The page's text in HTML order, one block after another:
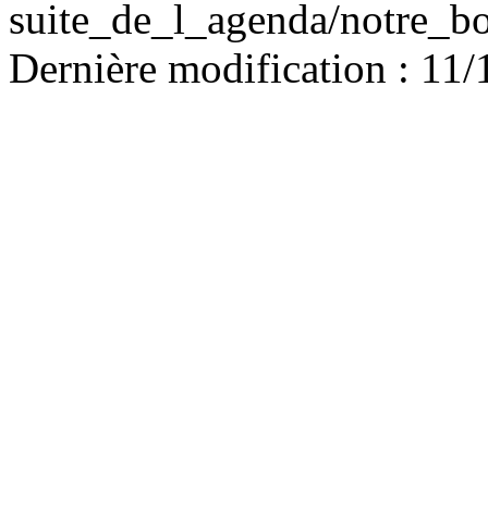
suite_de_l_agenda/
Dernière modification :